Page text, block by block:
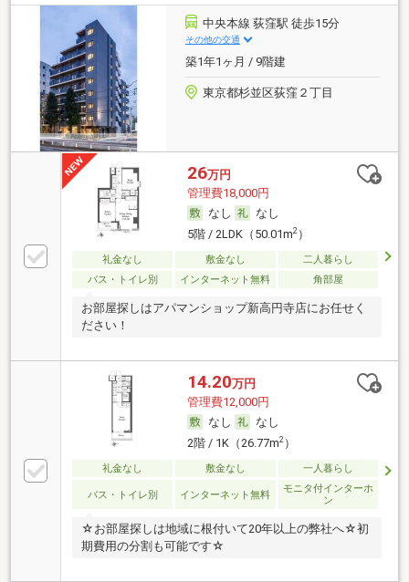
中央本線 荻窪駅 徒歩15分
その他の交通
築1年1ヶ月 / 9階建
東京都杉並区荻窪２丁目
26万円
管理費18,000円
なし
なし
5階 / 2LDK（50.01m2）
礼金なし 敷金なし
二人暮らし
バス・トイレ別
インターネット無料 角部屋
お部屋探しはアパマンショップ新高円寺店にお任せく
ださい！
14.20万円
管理費12,000円
なし
なし
2階 / 1K（26.77m2）
礼金なし 敷金なし 一人暮らし
バス・トイレ別 インターネット無料
モニタ付インターホ
ン
☆お部屋探しは地域に根付いて20年以上の弊社へ☆初
期費用の分割も可能です☆